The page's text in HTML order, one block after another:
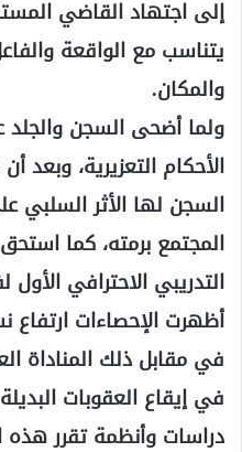
إلى اجتهاد القاضي
يتناسب مع الواقعة
والمكان.
ولما أضحى السجن والجلد
الأحكام التعزيرية، وبعد
السجن لها الأثر السلبي
المجتمع برمته، كما
التدريبي الاحترافي الأول
أظهرت الإحصاءات
في مقابل ذلك المناداة
في إيقاع العقوبات
دراسات وأنظمة تقرر هذه